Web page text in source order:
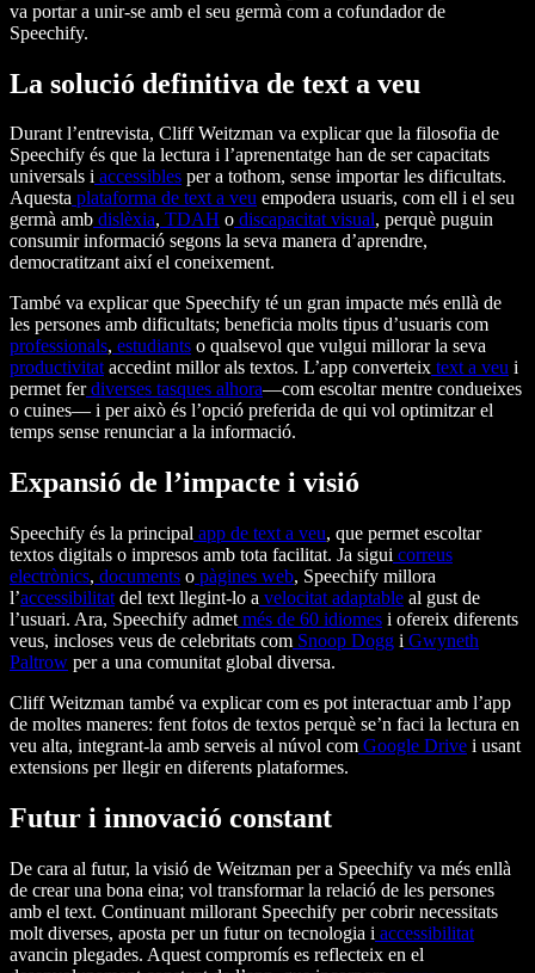
va portar a unir-se amb el seu germà com a cofundador de
Speechify.
La solució definitiva de text a veu
Durant l’entrevista, Cliff Weitzman va explicar que la filosofia de
Speechify és que la lectura i l’aprenentatge han de ser capacitats
universals i accessibles per a tothom, sense importar les dificultats.
Aquesta plataforma de text a veu empodera usuaris, com ell i el seu
germà amb dislèxia, TDAH o discapacitat visual, perquè puguin
consumir informació segons la seva manera d’aprendre,
democratitzant així el coneixement.
També va explicar que Speechify té un gran impacte més enllà de
les persones amb dificultats; beneficia molts tipus d’usuaris com
professionals, estudiants o qualsevol que vulgui millorar la seva
productivitataccedint millor als textos. L’app converteix text a veu i
permet ferdiverses tasques alhora—com escoltar mentre condueixes
o cuines— i per això és l’opció preferida de qui vol optimitzar el
temps sense renunciar a la informació.
Expansió de l’impacte i visió
Speechify és la principal app de text a veu, que permet escoltar
textos digitals o impresos amb tota facilitat. Ja sigui correus
electrònics, documents o pàgines web, Speechify millora
l’accessibilitat del text llegint-lo a velocitat adaptable al gust de
l’usuari. Ara, Speechify admet més de 60 idiomes i ofereix diferents
veus, incloses veus de celebritats com Snoop Dogg i Gwyneth
Paltrow per a una comunitat global diversa.
Cliff Weitzman també va explicar com es pot interactuar amb l’app
de moltes maneres: fent fotos de textos perquè se’n faci la lectura en
veu alta, integrant-la amb serveis al núvol com Google Drive i usant
extensions per llegir en diferents plataformes.
Futur i innovació constant
De cara al futur, la visió de Weitzman per a Speechify va més enllà
de crear una bona eina; vol transformar la relació de les persones
amb el text. Continuant millorant Speechify per cobrir necessitats
molt diverses, aposta per un futur on tecnologia i accessibilitat
avancin plegades. Aquest compromís es reflecteix en el